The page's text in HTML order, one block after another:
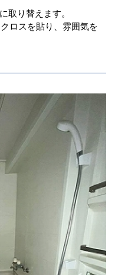
取り替えます。
ロスを貼り、雰囲気を